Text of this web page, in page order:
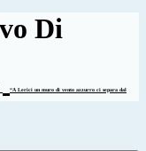
“A Lerici un muro di vento azzurro ci separa dal